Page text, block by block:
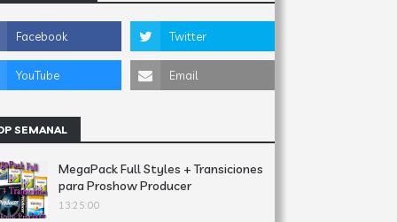
SEMANAL
MegaPack Full Styles + Transiciones
para Proshow Producer
13:25:00